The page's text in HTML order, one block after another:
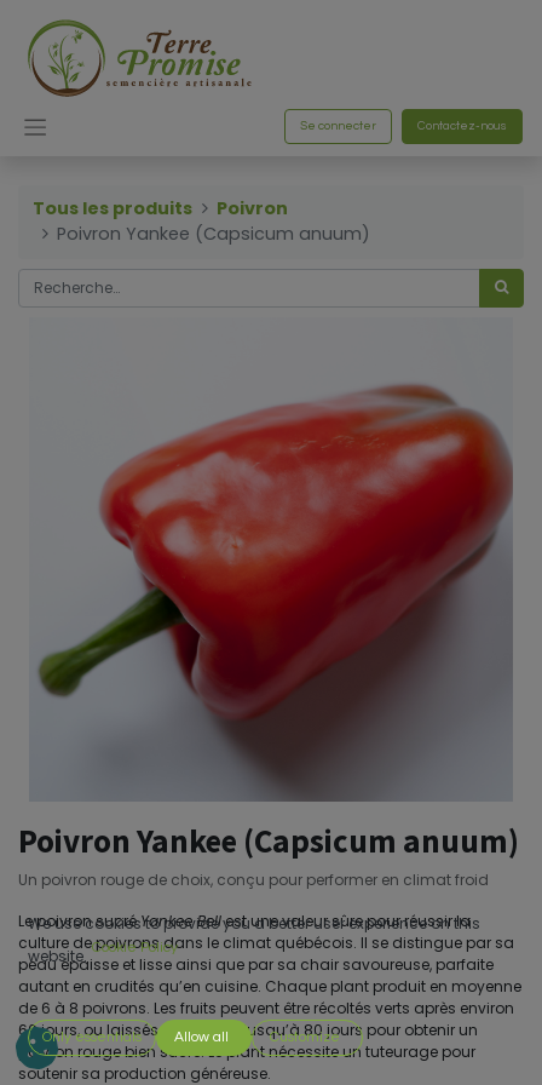
Se connecter Contactez-nous
Tous les produits
Poivron
Poivron Yankee (Capsicum anuum)
Poivron Yankee (Capsicum anuum)
Un poivron rouge de choix, conçu pour performer en climat froid
Le poivron sucréYankee Bellest une valeur sûre pour réussir la
culture de poivrons dans le climat québécois. Il se distingue par sa
peau épaisse et lisse ainsi que par sa chair savoureuse, parfaite
autant en crudités qu’en cuisine. Chaque plant produit en moyenne
de 6 à 8 poivrons. Les fruits peuvent être récoltés verts après environ
60 jours, ou laissés à maturité jusqu’à 80 jours pour obtenir un
poivron rouge bien sucré. Le plant nécessite un tuteurage pour
soutenir sa production généreuse.
We use cookies to provide you a better user experience on this
website. Cookie Policy
Only essentials Allow all Customize